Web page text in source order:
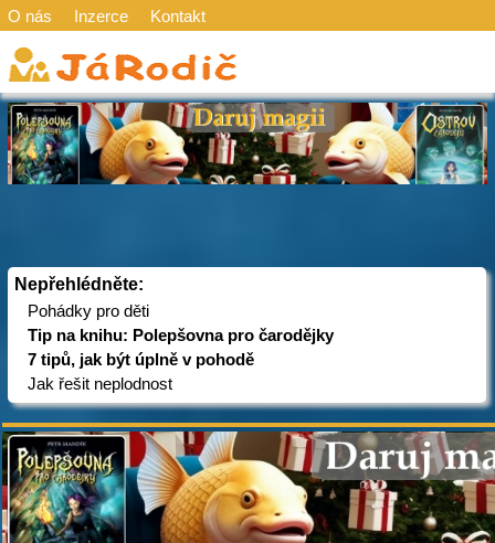
O nás Inzerce Kontakt
Nepřehlédněte:
Pohádky pro děti
Tip na knihu: Polepšovna pro čarodějky
7 tipů, jak být úplně v pohodě
Jak řešit neplodnost